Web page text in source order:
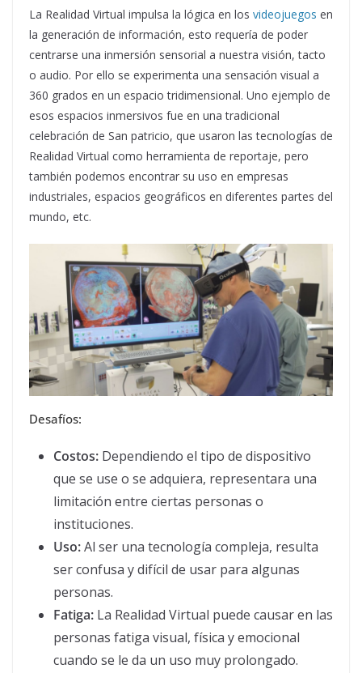
La Realidad Virtual impulsa la lógica en los videojuegos en
la generación de información, esto requería de poder
centrarse una inmersión sensorial a nuestra visión, tacto
o audio. Por ello se experimenta una sensación visual a
360 grados en un espacio tridimensional. Uno ejemplo de
esos espacios inmersivos fue en una tradicional
celebración de San patricio, que usaron las tecnologías de
Realidad Virtual como herramienta de reportaje, pero
también podemos encontrar su uso en empresas
industriales, espacios geográficos en diferentes partes del
mundo, etc.
Desafíos:
Costos: Dependiendo el tipo de dispositivo
que se use o se adquiera, representara una
limitación entre ciertas personas o
instituciones.
Uso:Al ser una tecnología compleja, resulta
ser confusa y difícil de usar para algunas
personas.
Fatiga: La Realidad Virtual puede causar en las
personas fatiga visual, física y emocional
cuando se le da un uso muy prolongado.